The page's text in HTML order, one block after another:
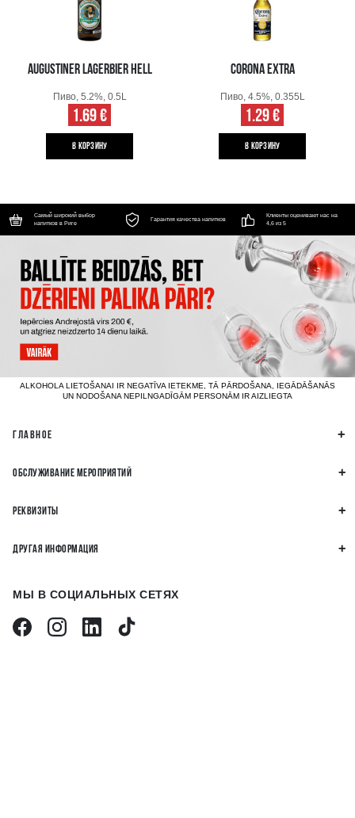
AUGUSTINER LAGERBIER HELL
Пиво, 5.2%, 0.5L
1.69 €
B КОРЗИНУ
CORONA EXTRA
Пиво, 4.5%, 0.355L
1.29 €
B КОРЗИНУ
Самый широкий выбор
напитков в Риге
Гарантия качества напитков
Клиенты оценивают нас на
4,6 из 5
ALKOHOLA LIETOŠANAI IR NEGATĪVA IETEKME, TĀ PĀRDOŠANA, IEGĀDĀŠANĀS
UN NODOŠANA NEPILNGADĪGĀM PERSONĀM IR AIZLIEGTA
ГЛАВНОЕ
ОБСЛУЖИВАНИЕ МЕРОПРИЯТИЙ
РЕКВИЗИТЫ
ДРУГАЯ ИНФОРМАЦИЯ
МЫ В СОЦИАЛЬНЫХ СЕТЯХ